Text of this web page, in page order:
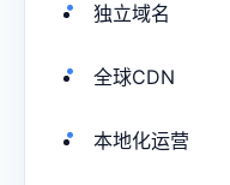
独立域名
全球CDN
本地化运营